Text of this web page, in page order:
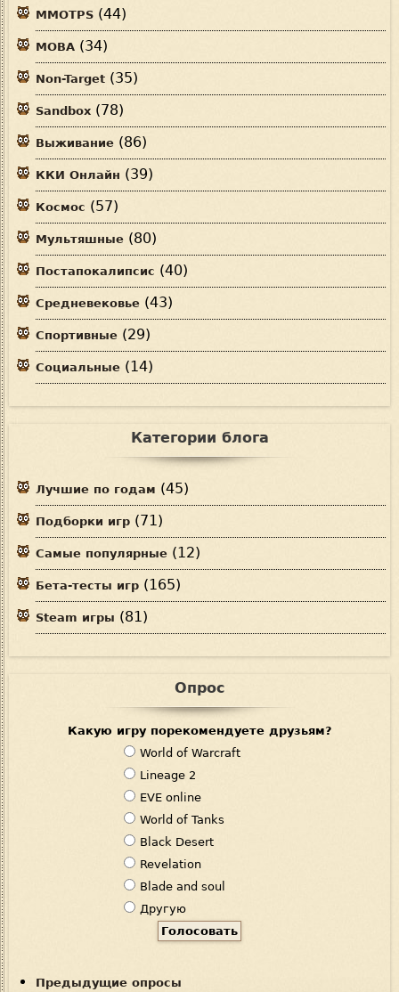
MMOTPS (44)
MOBA (34)
Non-Target (35)
Sandbox (78)
Выживание (86)
ККИ Онлайн (39)
Космос (57)
Мультяшные (80)
Постапокалипсис (40)
Средневековье (43)
Спортивные (29)
Социальные (14)
Категории блога
Лучшие по годам (45)
Подборки игр (71)
Самые популярные (12)
Бета-тесты игр (165)
Steam игры (81)
Опрос
Какую игру порекомендуете друзьям?
В
а
р
и
а
н
т
ы
World of Warcraft
Lineage 2
EVE online
World of Tanks
Black Desert
Revelation
Blade and soul
Другую
Предыдущие опросы